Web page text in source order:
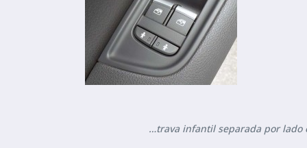
…trava infantil separada por lado